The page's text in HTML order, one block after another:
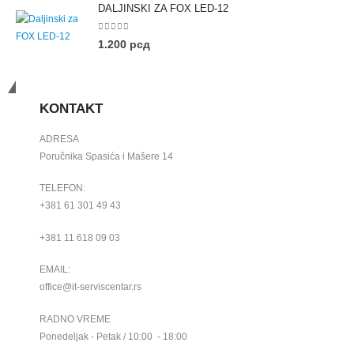
DALJINSKI ZA FOX LED-12
0 out of 5
1.200 рсд
KONTAKT
ADRESA
Poručnika Spasića i Mašere 14
TELEFON:
+381 61 301 49 43
+381 11 618 09 03
EMAIL:
office@it-serviscentar.rs
RADNO VREME
Ponedeljak - Petak / 10:00 - 18:00